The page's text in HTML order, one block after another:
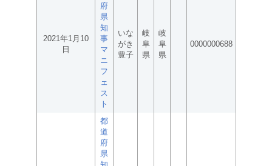
2021年1月10
日
府
県
知
事
マ
ニ
フ
ェ
ス
ト
いな
がき
豊子
岐
阜
県
岐
阜
県
0000000688
都
道
府
県